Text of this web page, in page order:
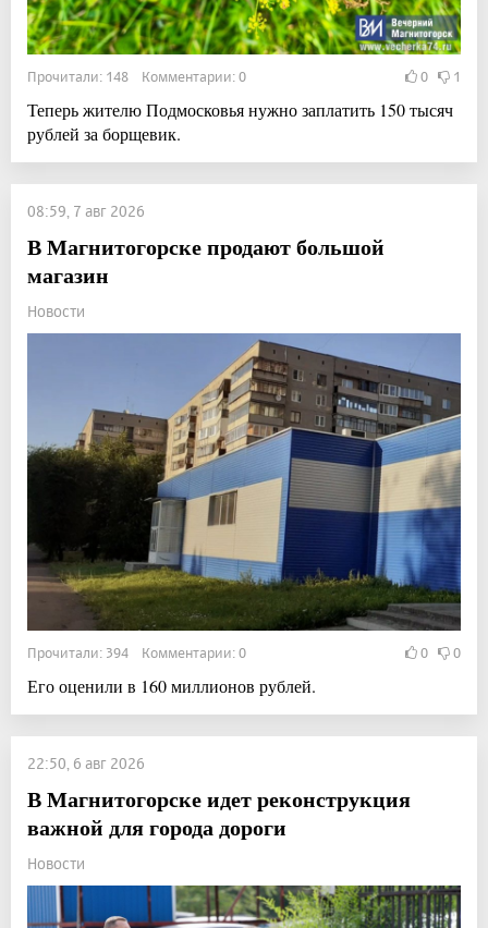
Прочитали: 148 Комментарии: 0 0 1
Теперь жителю Подмосковья нужно заплатить 150 тысяч
рублей за борщевик.
08:59, 7 авг 2026
В Магнитогорске продают большой
магазин
Новости
Прочитали: 394 Комментарии: 0 0 0
Его оценили в 160 миллионов рублей.
22:50, 6 авг 2026
В Магнитогорске идет реконструкция
важной для города дороги
Новости